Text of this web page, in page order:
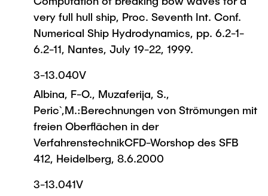
very full hull ship, Proc. Seventh Int. Conf.
Numerical Ship Hydrodynamics, pp. 6.2-1-
6.2-11, Nantes, July 19-22, 1999.
3-13.040V
Albina, F-O., Muzaferija, S.,
Peric`,M.:Berechnungen von Strömungen mit
freien Oberflächen in der
VerfahrenstechnikCFD-Worshop des SFB
412, Heidelberg, 8.6.2000
3-13.041V